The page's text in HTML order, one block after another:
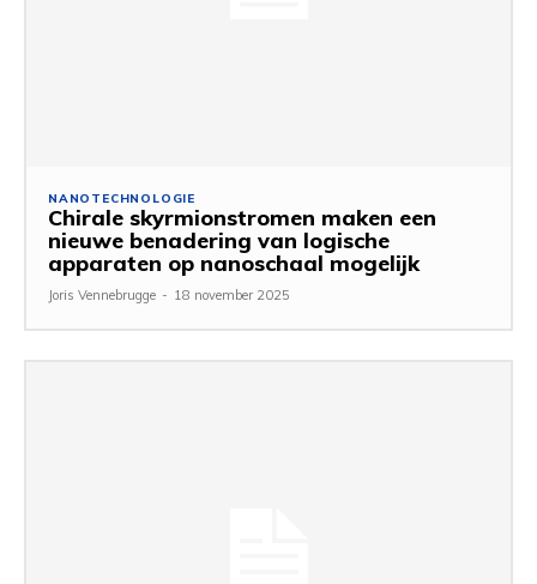
NANOTECHNOLOGIE
Chirale skyrmionstromen maken een
nieuwe benadering van logische
apparaten op nanoschaal mogelijk
Joris Vennebrugge - 18 november 2025